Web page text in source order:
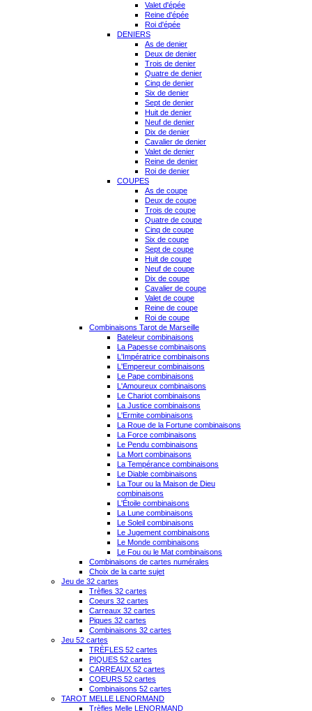
Valet d'épée
Reine d'épée
Roi d'épée
DENIERS
As de denier
Deux de denier
Trois de denier
Quatre de denier
Cinq de denier
Six de denier
Sept de denier
Huit de denier
Neuf de denier
Dix de denier
Cavalier de denier
Valet de denier
Reine de denier
Roi de denier
COUPES
As de coupe
Deux de coupe
Trois de coupe
Quatre de coupe
Cinq de coupe
Six de coupe
Sept de coupe
Huit de coupe
Neuf de coupe
Dix de coupe
Cavalier de coupe
Valet de coupe
Reine de coupe
Roi de coupe
Combinaisons Tarot de Marseille
Bateleur combinaisons
La Papesse combinaisons
L'Impératrice combinaisons
L'Empereur combinaisons
Le Pape combinaisons
L'Amoureux combinaisons
Le Chariot combinaisons
La Justice combinaisons
L'Ermite combinaisons
La Roue de la Fortune combinaisons
La Force combinaisons
Le Pendu combinaisons
La Mort combinaisons
La Tempérance combinaisons
Le Diable combinaisons
La Tour ou la Maison de Dieu
combinaisons
L'Étoile combinaisons
La Lune combinaisons
Le Soleil combinaisons
Le Jugement combinaisons
Le Monde combinaisons
Le Fou ou le Mat combinaisons
Combinaisons de cartes numérales
Choix de la carte sujet
Jeu de 32 cartes
Trèfles 32 cartes
Coeurs 32 cartes
Carreaux 32 cartes
Piques 32 cartes
Combinaisons 32 cartes
Jeu 52 cartes
TRÈFLES 52 cartes
PIQUES 52 cartes
CARREAUX 52 cartes
COEURS 52 cartes
Combinaisons 52 cartes
TAROT MELLE LENORMAND
Trèfles Melle LENORMAND